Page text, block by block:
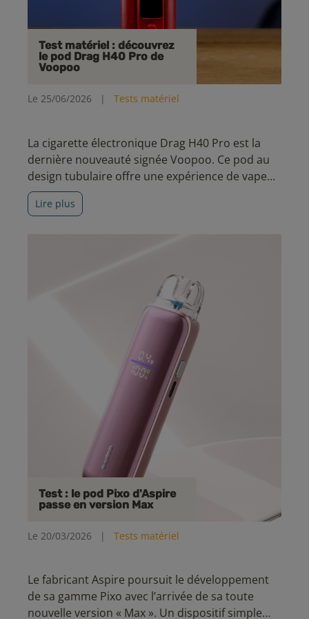
Test matériel : découvrez
le pod Drag H40 Pro de
Voopoo
Le 25/06/2026 | Tests matériel
La cigarette électronique Drag H40 Pro est la
dernière nouveauté signée Voopoo. Ce pod au
design tubulaire offre une expérience de vape
polyvalente, associant technologies de pointe et
fonctionnalités avancées.
Lire plus
Test : le pod Pixo d'Aspire
passe en version Max
Le 20/03/2026 | Tests matériel
Le fabricant Aspire poursuit le développement
de sa gamme Pixo avec l’arrivée de sa toute
nouvelle version « Max ». Un dispositif simple